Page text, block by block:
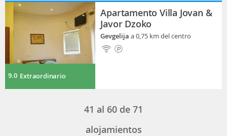
9.0 Extraordinario
Apartamento Villa Jovan &
Javor Dzoko
Gevgelijaa 0,75 km del centro
41 al 60 de 71
alojamientos